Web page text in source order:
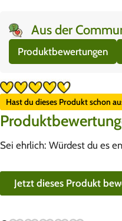
Aus der
Produktbewertungen
Hast du dieses Produkt schon
Sei ehrlich: Würdest du es
Jetzt dieses Produkt